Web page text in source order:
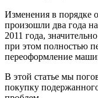
Изменения в порядке
произошли два года
2011 года,
при этом полностью
переоформление
В этой статье мы
покупку